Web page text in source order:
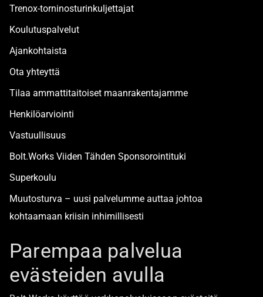
Trenox-torninosturinkuljettajat
Koulutuspalvelut
Ajankohtaista
Ota yhteyttä
Tilaa ammattitaitoiset maanrakentajamme
Henkilöarviointi
Vastuullisuus
Bolt.Works Viiden Tähden Sponsorointituki
Superkoulu
Muutosturva – uusi palvelumme auttaa johtoa
kohtaamaan kriisin inhimillisesti
Boltista
Parempaa palvelua
evästeiden avulla